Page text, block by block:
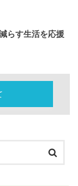
らす生活を応援